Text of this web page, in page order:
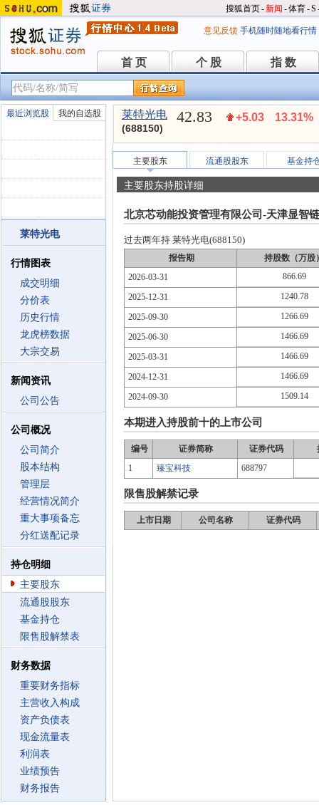
搜狐首页-新闻 -体育-S
意见反馈 手机随时随地看行情
首 页
首 页 个 股
个 股 指 数
指 数
最近浏览股 我的自选股
莱特光电
行情图表
成交明细
分价表
历史行情
龙虎榜数据
大宗交易
新闻资讯
公司公告
公司概况
公司简介
股本结构
管理层
经营情况简介
重大事项备忘
分红送配记录
持仓明细
主要股东
流通股股东
基金持仓
限售股解禁表
财务数据
重要财务指标
主营收入构成
资产负债表
现金流量表
利润表
业绩预告
财务报告
莱特光电
(688150)
42.83 +5.03 13.31%
主要股东 流通股股东 基金持
主要股东持股详细
北京芯动能投资管理有限公司-天津显智
过去两年持 莱特光电(688150)
报告期
持股数（万股
2026-03-31
866.69
2025-12-31 1240.78
2025-09-30 1266.69
2025-06-30 1466.69
2025-03-31 1466.69
2024-12-31 1466.69
2024-09-30 1509.14
本期进入持股前十的上市公司
编号 证券简称 证券代码
1
臻宝科技 688797
限售股解禁记录
上市日期 公司名称 证券代码